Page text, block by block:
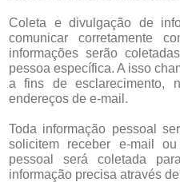
Coleta e divulgação de
comunicar corretamente
informações serão
pessoa específica. A isso
a fins de esclarecimento,
endereços de e-mail.
Toda informação pessoal
solicitem receber e-mail
pessoal será coletada
informação precisa através